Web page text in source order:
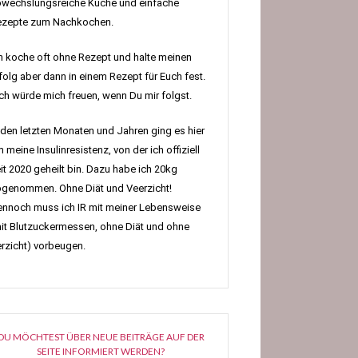
Küche und einfache
zum Nachkochen.
koche oft ohne Rezept und halte meinen
aber dann in einem Rezept für Euch fest.
würde mich freuen, wenn Du mir folgst.
letzten Monaten und Jahren ging es hier
meine Insulinresistenz, von der ich offiziell
2020 geheilt bin. Dazu habe ich 20kg
Ohne Diät und Veerzicht!
muss ich IR mit meiner Lebensweise
Blutzuckermessen, ohne Diät und ohne
vorbeugen.
MÖCHTEST ÜBER NEUE BEITRÄGE AUF DER
SEITE INFORMIERT WERDEN?